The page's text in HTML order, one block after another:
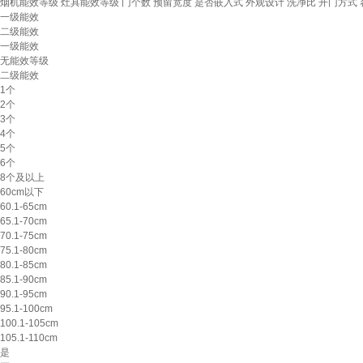
烟机能效等级 灶具能效等级 门个数 预留宽度 是否嵌入式 外观设计 洗净比 开门方式
一级能效
二级能效
一级能效
无能效等级
二级能效
1个
2个
3个
4个
5个
6个
8个及以上
60cm以下
60.1-65cm
65.1-70cm
70.1-75cm
75.1-80cm
80.1-85cm
85.1-90cm
90.1-95cm
95.1-100cm
100.1-105cm
105.1-110cm
是